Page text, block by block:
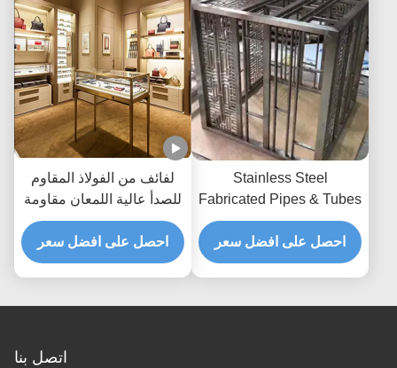
Stainless Steel
Fabricated Pipes & Tubes
Custom Tanks
احصل على افضل سعر
لفائف من الفولاذ المقاوم
للصدأ عالية اللمعان مقاومة
للتآكل ومضادة للبصمات
جودة التصدير
احصل على افضل سعر
اتصل بنا